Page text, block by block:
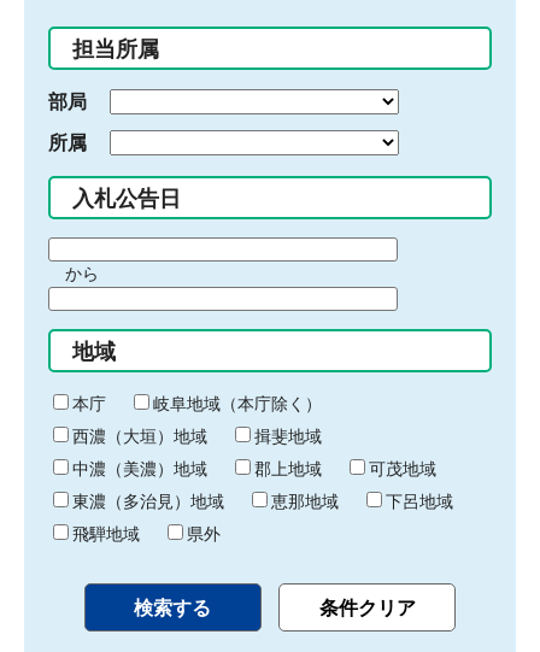
入
力
担当所属
部局
所属
入札公告日
間
始
り
から
間
終
わ
り
地域
本庁
岐阜地域（本庁除く）
西濃（大垣）地域
揖斐地域
中濃（美濃）地域
郡上地域
可茂地域
東濃（多治見）地域
恵那地域
下呂地域
飛騨地域
県外